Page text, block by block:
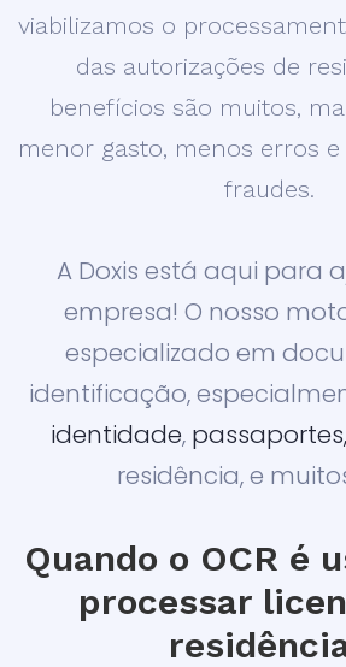
viabilizamos o
das autorizações de
benefícios são muitos,
menor gasto, menos erros
fraudes.
A Doxis está aqui para
empresa! O nosso
especializado em
identificação,
identidade, passaportes,
residência, e
Quando o OCR é
processar